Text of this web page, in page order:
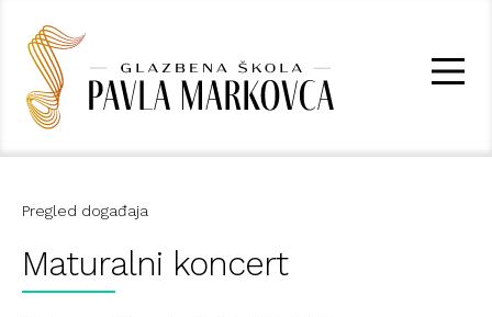
Pregled događaja
Maturalni koncert